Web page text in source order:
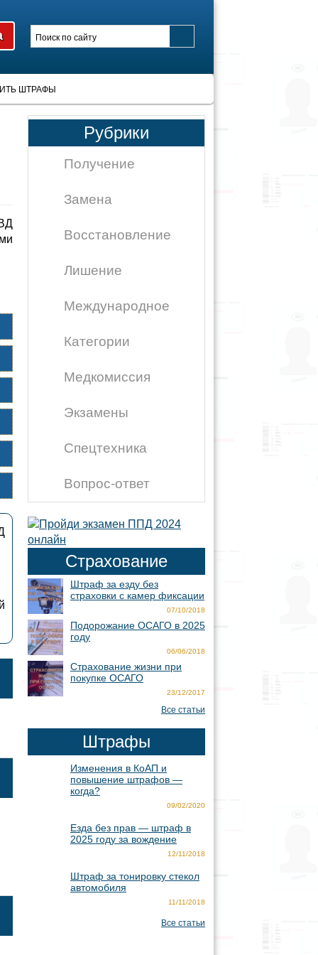
ШТРАФЫ
Рубрики
Получение
Замена
Восстановление
Лишение
Международное
Категории
Медкомиссия
Экзамены
Спецтехника
Вопрос-ответ
Страхование
Штраф за езду без
страховки с камер фиксации
07/10/2018
Подорожание ОСАГО в 2025
году
06/06/2018
Страхование жизни при
покупке ОСАГО
23/12/2017
Все статьи
Штрафы
Изменения в КоАП и
повышение штрафов —
когда?
09/02/2020
Езда без прав — штраф в
2025 году за вождение
12/11/2018
Штраф за тонировку стекол
автомобиля
11/11/2018
Все статьи